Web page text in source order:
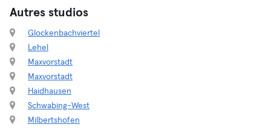
Autres studios
Glockenbachviertel
Lehel
Maxvorstadt
Maxvorstadt
Haidhausen
Schwabing-West
Milbertshofen